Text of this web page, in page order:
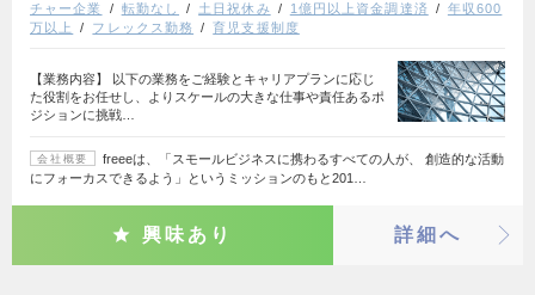
チャー企業
転勤なし 土日祝休み 1億円以上資金調達済
年収600
万以上
フレックス勤務 育児支援制度
【業務内容】 以下の業務をご経験とキャリアプランに応じ
た役割をお任せし、よりスケールの大きな仕事や責任あるポ
ジションに挑戦…
会社概要
freeeは、「スモールビジネスに携わるすべての人が、 創造的な活動
にフォーカスできるよう」というミッションのもと201…
興味あり 詳細へ